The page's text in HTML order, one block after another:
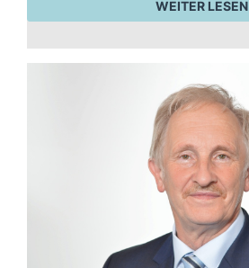
WEITER LESEN